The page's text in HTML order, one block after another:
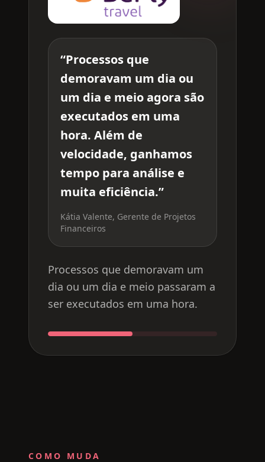
“Processos que
demoravam um dia ou
um dia e meio agora são
executados em uma
hora. Além de
velocidade, ganhamos
tempo para análise e
muita eficiência.”
Kátia Valente, Gerente de Projetos
Financeiros
Processos que demoravam um
dia ou um dia e meio passaram a
ser executados em uma hora.
COMO MUDA